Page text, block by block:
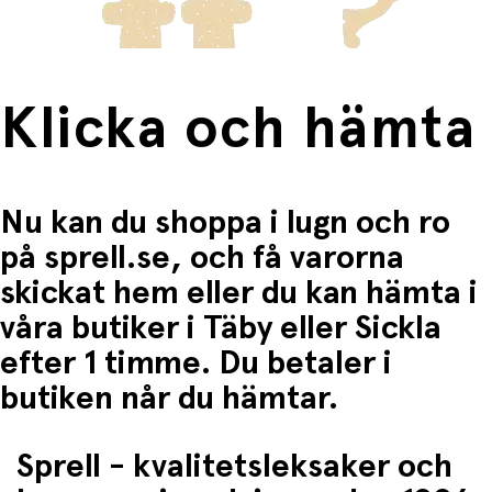
4 blå plommon
5 vägledar-/stickort till stigen
4 träd (spelbrädesdelar)
Material: Trä (frukt och korg) samt kartong/papp
(kort och bräde)
Lekidéer / utveckling
Min första fruktträdgård tränar flera färdigheter på ett
lekfullt sätt:
• Finmotorik: Stora fruktbrickor ger övning i grepp- och
placeringsförmåga
• Färgigenkänning: Tärningen visar färger/symboler som
kopplas till rätt frukt
• Räkning: Barnen räknar frukterna en och en när de
• Sociala färdigheter: Kooperativt spel lär barnet att
samarbeta, vänta på sin tur och vinna/förlora
Klicka och hämta
Nu kan du shoppa i lugn och ro
på sprell.se, och få varorna
skickat hem eller du kan hämta i
våra butiker i Täby eller Sickla
efter 1 timme. Du betaler i
butiken når du hämtar.
Sprell - kvalitetsleksaker och